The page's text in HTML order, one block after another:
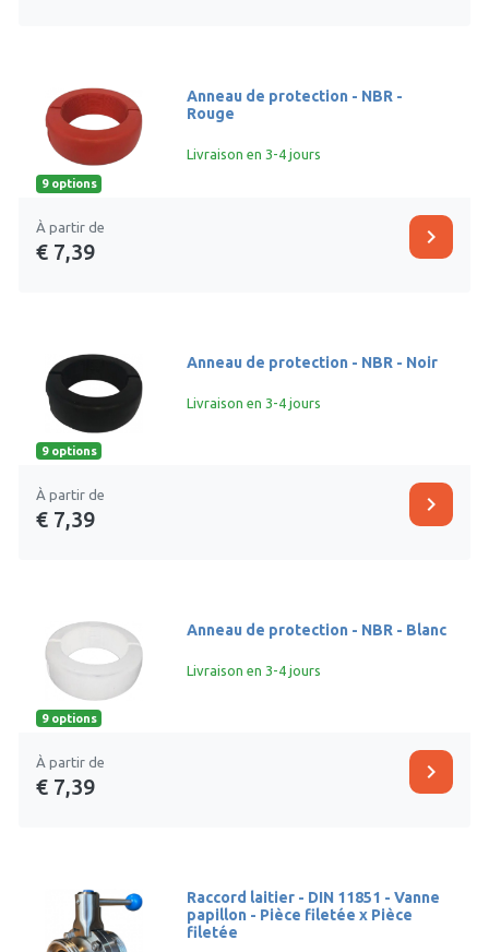
9 options
Anneau de protection - NBR -
Rouge
Livraison en 3-4 jours
À partir de
€ 7,39
chevron_right
9 options
Anneau de protection - NBR - Noir
Livraison en 3-4 jours
À partir de
€ 7,39
chevron_right
9 options
Anneau de protection - NBR - Blanc
Livraison en 3-4 jours
À partir de
€ 7,39
chevron_right
Raccord laitier - DIN 11851 - Vanne
papillon - Pièce filetée x Pièce
filetée